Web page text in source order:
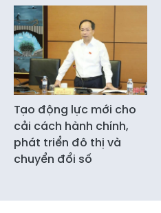
Tạo động lực mới cho
cải cách hành chính,
phát triển đô thị và
chuyển đổi số